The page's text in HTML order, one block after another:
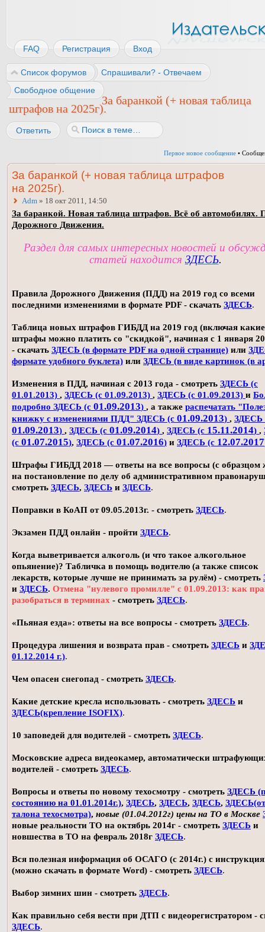
FAQ Регистрация Вход
Список форумов
Спрашивали? - Отвечаем
Свободное общение
За баранкой (+ новая таблица
штрафов на 2025г).
Ответить
Первое новое сообщение •
За баранкой (+ новая таблица штрафов
на 2025г).
Adm » 18 окт 2011, 14:50
За баранкой. Новая таблица штрафов. Всё об автомобилях.
Дорожного Движения.
Раздел для самых интересных новостей и
статей находится ЗДЕСЬ.
Правила Дорожного Движения (ПДД) на 2019 год со всеми
последними изменениями в формате PDF - скачать ЗДЕСЬ.
Таблица новых штрафов ГИБДД на 2019 год (включая какие
штрафы можно платить со "скидкой", начиная с 1 января
- скачать ЗДЕСЬ (в формате PDF на одной странице) или
формате удобного буклета) или ЗДЕСЬ (в виде картинок (в
Изменения в ПДД, начиная с 2013 года - смотреть ЗДЕСЬ (с
01.01.2013) , ЗДЕСЬ (с 01.09.2013) , ЗДЕСЬ (с 01.09.2013) и
подробно ЗДЕСЬ (с 01.09.2013) , а также распечатать
книжку с изменениями ПДД" ЗДЕСЬ (с 01.09.2013) , ЗДЕСЬ
01.09.2013) , ЗДЕСЬ (с 01.09.2014) , ЗДЕСЬ (с 15.11.2014) ,
(с 01.07.2015), ЗДЕСЬ (с 01.07.2016) и ЗДЕСЬ (с 12.07.2017
Штрафы ГИБДД 2018 — ответы на все вопросы (с образцом
на постановление по делу об административном
смотреть ЗДЕСЬ, ЗДЕСЬ и ЗДЕСЬ.
Поправки в КоАП от 09.05.2013г. - смотреть ЗДЕСЬ.
Экзамен ПДД онлайн - пройти ЗДЕСЬ.
Когда выветривается алкоголь (и что такое алкогольное
опьянение)? Табличка в помощь водителю (а также список
лекарств, которые лучше не принимать за рулём) - смотреть
и ЗДЕСЬ. Отмена "нулевого промилле" с 01.09.2013: как
разобраться в терминах - смотреть ЗДЕСЬ.
«Пьяная езда»: ответы на все вопросы - смотреть ЗДЕСЬ.
Процедура лишения и возврата прав - смотреть ЗДЕСЬ и
01.12.2014 г.).
Чем опасен снегопад - смотреть ЗДЕСЬ.
Какие детские кресла использовать - смотреть ЗДЕСЬ и
ЗДЕСЬ(крепление ISOFIX).
10 заповедей для водителей - смотреть ЗДЕСЬ.
Московские адреса видеокамер, автоматически
водителей - смотреть ЗДЕСЬ.
Вопросы и ответы по новому техосмотру - смотреть ЗДЕСЬ
состоянию на 01.01.2014г.), ЗДЕСЬ, ЗДЕСЬ, ЗДЕСЬ,
талона техосмотра), новые (01.04.2012г) цены на ТО в Москве
новые реальности ТО на октябрь 2014г - смотреть ЗДЕСЬ и
новшества в ТО на февраль 2018г ЗДЕСЬ.
Вся полезная информация об ОСАГО (с 2014г.) с
(можно скачать в формате Word) - смотреть ЗДЕСЬ.
Выбор зимних шин - смотреть ЗДЕСЬ.
Как правильно себя вести при ДТП с видеорегистратором -
ЗДЕСЬ.